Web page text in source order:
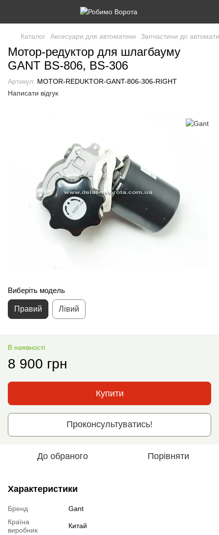
Каталог Аксесуари для автоматики Запчастини до
Мотор-редуктор для шлагбауму
GANT BS-806, BS-306
Артикул: MOTOR-REDUKTOR-GANT-806-306-RIGHT
Написати відгук
Виберіть модель
Правий Лівий
В наявності
8 900 грн
Купити
Проконсультуватись!
До обраного Порівняти
Характеристики
Бренд
Gant
Країна
виробник
Китай